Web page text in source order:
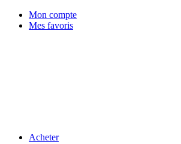
Mon compte
Mes favoris
Acheter